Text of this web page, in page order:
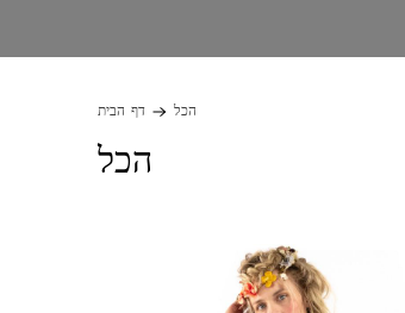
דף הבית הכל
הכל